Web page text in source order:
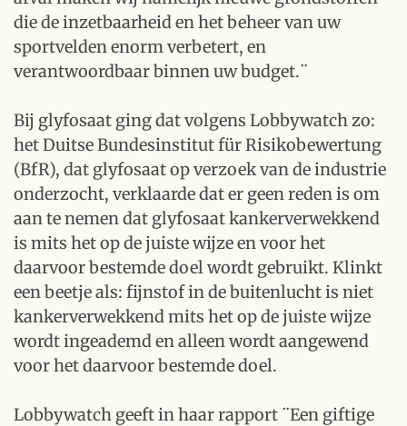
die de inzetbaarheid en het beheer van uw
sportvelden enorm verbetert, en
verantwoordbaar binnen uw budget.¨
Bij glyfosaat ging dat volgens Lobbywatch zo:
het Duitse Bundesinstitut für Risikobewertung
(BfR), dat glyfosaat op verzoek van de industrie
onderzocht, verklaarde dat er geen reden is om
aan te nemen dat glyfosaat kankerverwekkend
is mits het op de juiste wijze en voor het
daarvoor bestemde doel wordt gebruikt. Klinkt
een beetje als: fijnstof in de buitenlucht is niet
kankerverwekkend mits het op de juiste wijze
wordt ingeademd en alleen wordt aangewend
voor het daarvoor bestemde doel.
Lobbywatch geeft in haar rapport ¨Een giftige